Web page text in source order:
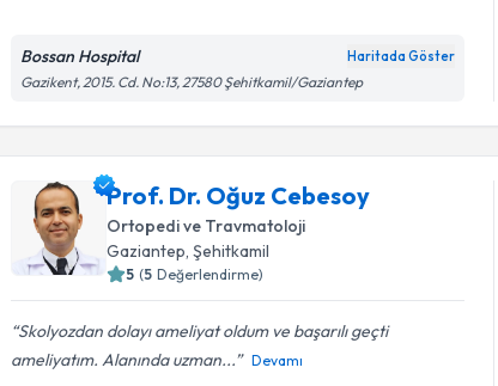
Bossan Hospital Haritada Göster
Gazikent, 2015. Cd. No:13, 27580 Şehitkamil/Gaziantep
Prof. Dr. Oğuz Cebesoy
Ortopedi ve Travmatoloji
Gaziantep, Şehitkamil
5 (5 Değerlendirme)
Skolyozdan dolayı ameliyat oldum ve başarılı geçti
ameliyatım. Alanında uzman...
Devamı